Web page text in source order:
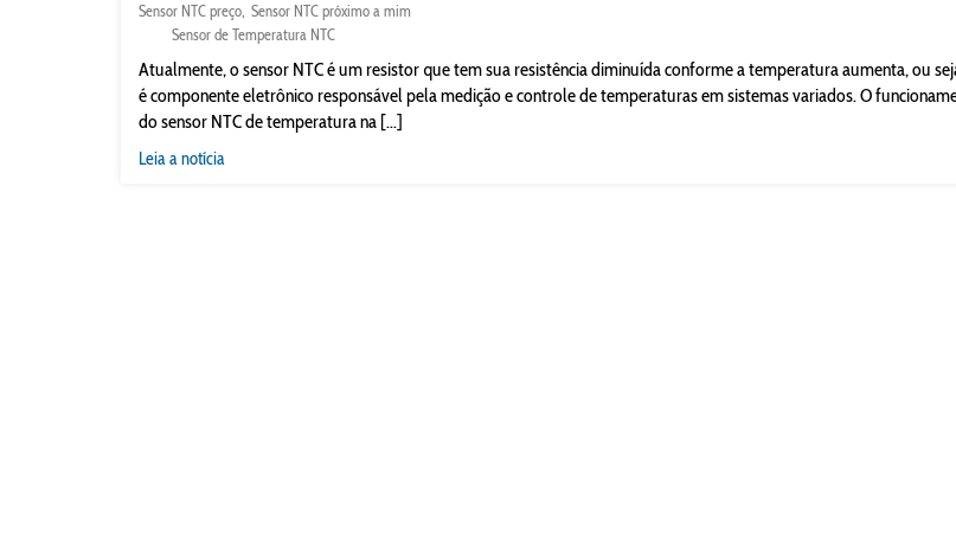
Sensor NTC preço Sensor NTC próximo a mim
Sensor de Temperatura NTC
Atualmente, o sensor NTC é um resistor que tem sua resistência diminuída conforme a temperatura aumenta, ou
é componente eletrônico responsável pela medição e controle de temperaturas em sistemas variados. O
do sensor NTC de temperatura na [...]
Leia a notícia